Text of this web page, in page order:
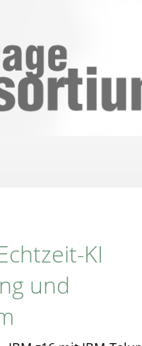
KI
und